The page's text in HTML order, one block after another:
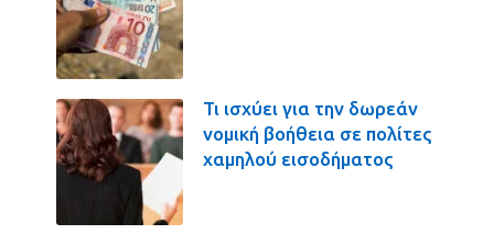
Τι ισχύει για την δωρεάν
νομική βοήθεια σε πολίτες
χαμηλού εισοδήματος